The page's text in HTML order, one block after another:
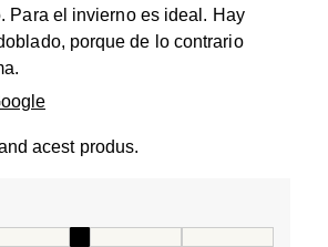
Para el invierno es ideal. Hay
porque de lo contrario
acest produs.